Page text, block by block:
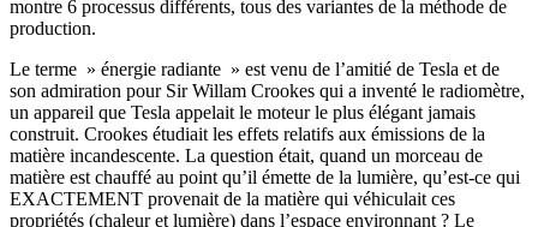
montre 6 processus différents, tous des variantes de la méthode de
production.
Le terme » énergie radiante » est venu de l’amitié de Tesla et de
son admiration pour Sir Willam Crookes qui a inventé le radiomètre,
un appareil que Tesla appelait le moteur le plus élégant jamais
construit. Crookes étudiait les effets relatifs aux émissions de la
matière incandescente. La question était, quand un morceau de
matière est chauffé au point qu’il émette de la lumière, qu’est-ce qui
EXACTEMENT provenait de la matière qui véhiculait ces
propriétés (chaleur et lumière) dans l’espace environnant ? Le